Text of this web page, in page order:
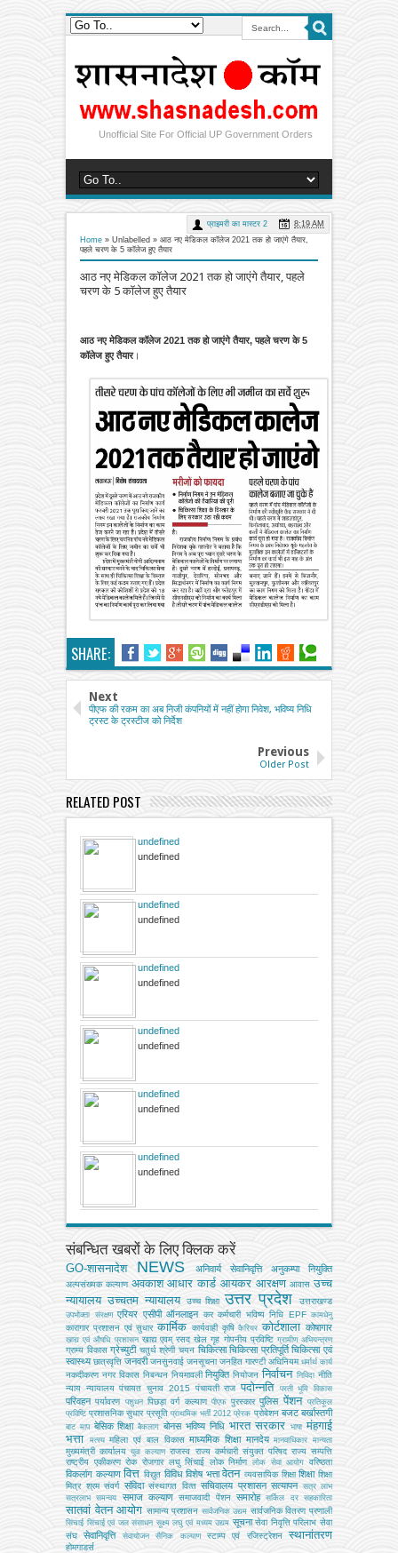
Unofficial Site For Official UP Government Orders
Home » Unlabelled » आठ नए मेडिकल कॉलेज 2021 तक हो जाएंगे तैयार,
पहले चरण के 5 कॉलेज हुए तैयार
आठ नए मेडिकल कॉलेज 2021 तक हो जाएंगे तैयार, पहले
चरण के 5 कॉलेज हुए तैयार
प्राइमरी का मास्टर 2 8:19 AM
आठ नए मेडिकल कॉलेज 2021 तक हो जाएंगे तैयार, पहले चरण के 5
कॉलेज हुए तैयार।
SHARE:
Next
पीएफ की रकम का अब निजी कंपनियों में नहीं होगा निवेश, भविष्य निधि
ट्रस्ट के ट्रस्टीज को निर्देश
Previous
Older Post
RELATED POST
undefined
undefined
undefined
undefined
undefined
undefined
undefined
undefined
undefined
undefined
undefined
undefined
संबन्धित खबरों के लिए क्लिक करें
GO-शासनादेश NEWS अनिवार्य सेवानिवृत्ति अनुकम्पा नियुक्ति
अल्‍पसंख्‍यक कल्‍याण अवकाश आधार कार्ड आयकर आरक्षण आवास उच्च
न्यायालय उच्चतम न्यायालय उच्‍च शिक्षा उत्तर प्रदेश उत्तराखण्ड
उपभोक्‍ता संरक्षण एरियर एसीपी ऑनलाइन कर कर्मचारी भविष्य निधि EPF कामधेनु
कारागार प्रशासन एवं सुधार कार्मिक कार्यवाही कृषि कैरियर कोर्टशाला कोषागार
खाद्य एवं औषधि प्रशासन खाद्य एवम् रसद खेल गृह गोपनीय प्रविष्टि ग्रामीण अभियन्‍त्रण
ग्राम्य विकास ग्रेच्युटी चतुर्थ श्रेणी चयन चिकित्सा चिकित्सा प्रतिपूर्ति चिकित्‍सा एवं
स्वास्थ्य छात्रवृत्ति जनवरी जनसुनवाई जनसूचना जनहित गारण्टी अधिनियम धर्मार्थ कार्य
नकदीकरण नगर विकास निबन्‍धन नियमावली नियुक्ति नियोजन निर्वाचन निविदा नीति
न्याय न्यायालय पंचायत चुनाव 2015 पंचायती राज पदोन्नति परती भूमि विकास
परिवहन पर्यावरण पशुधन पिछड़ा वर्ग कल्‍याण पीएफ पुरस्कार पुलिस पेंशन
प्रतिकूल
प्रविष्टि प्रशासनिक सुधार प्रसूति प्राथमिक भर्ती 2012 प्रेरक प्रोबेशन बजट बर्खास्तगी
बाट माप बेसिक शिक्षा बैकलाग बोनस भविष्य निधि भारत सरकार भाषा मंहगाई
भत्ता
मत्‍स्‍य महिला एवं बाल विकास माध्यमिक शिक्षा मानदेय मानवाधिकार मान्यता
मुख्‍यमंत्री कार्यालय युवा कल्याण राजस्व राज्य कर्मचारी संयुक्त परिषद राज्य सम्पत्ति
राष्ट्रीय एकीकरण रोक रोजगार लघु सिंचाई लोक निर्माण लोक सेवा आयोग वरिष्ठता
विकलांग कल्याण वित्त विद्युत विविध विशेष भत्ता वेतन व्‍यवसायिक शिक्षा शिक्षा शिक्षा
मित्र श्रम संवर्ग संविदा संस्‍थागत वित्‍त सचिवालय प्रशासन सत्यापन सत्र लाभ
सत्रलाभ
समन्वय समाज कल्याण समाजवादी पेंशन समारोह सर्किल दर सहकारिता
सातवां वेतन आयोग सामान्य प्रशासन सार्वजनिक उद्यम सार्वजनिक वितरण प्रणाली
सिंचाई सिंचाई एवं जल संसाधन सूक्ष्म लघु एवं मध्यम उद्यम सूचना सेवा निवृत्ति परिलाभ सेवा
संघ
सेवानिवृत्ति सेवायोजन सैनिक कल्‍याण स्टाम्प एवं रजिस्ट्रेशन स्थानांतरण
होमगाडर्स